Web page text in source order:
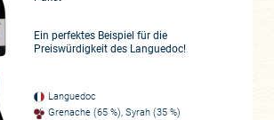
Ein perfektes Beispiel für die
Preiswürdigkeit des Languedoc!
Languedoc
Grenache (65 %), Syrah (35 %)